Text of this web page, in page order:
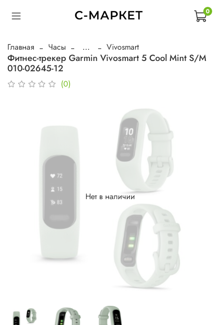
0
Главная Часы ... Vivosmart
Фитнес-трекер Garmin Vivosmart 5 Cool Mint S/M
010-02645-12
(0)
Нет в наличии